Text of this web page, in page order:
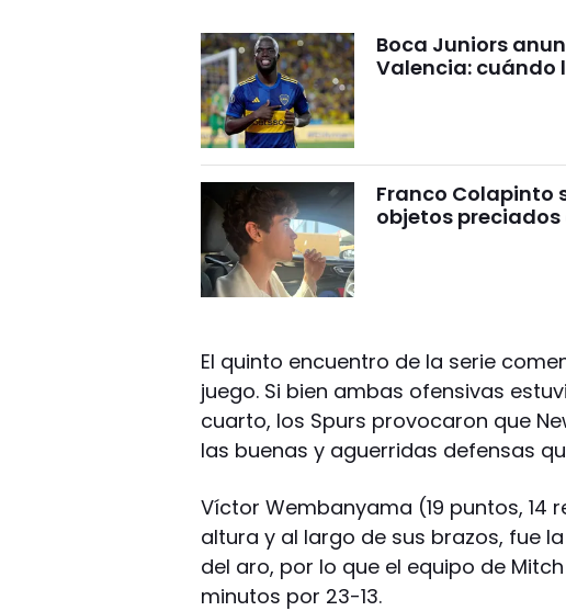
Boca Juniors
Valencia: cuándo
Franco Colapinto
objetos
El quinto encuentro de la serie
juego. Si bien ambas ofensivas
cuarto, los Spurs provocaron que
las buenas y aguerridas defensas
Víctor Wembanyama (19 puntos, 14
altura y al largo de sus brazos, fue
del aro, por lo que el equipo de
minutos por 23-13.